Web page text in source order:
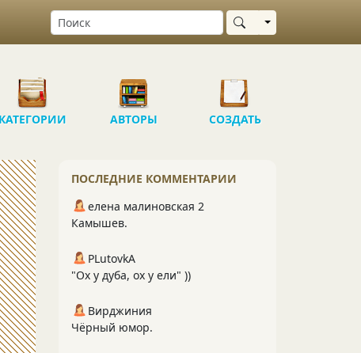
Выбрать область
КАТЕГОРИИ АВТОРЫ СОЗДАТЬ
ПОСЛЕДНИЕ КОММЕНТАРИИ
елена малиновская 2
Камышев.
PLutоvkА
"Ох у дуба, ох у ели" ))
Вирджиния
Чёрный юмор.